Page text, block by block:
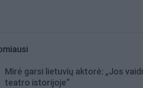
Mirė garsi lietuvių aktorė: „Jos
teatro istorijoje“